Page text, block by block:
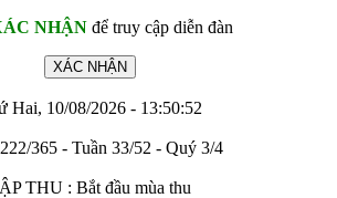
NHẬNđể truy cập diễn đàn
Hai, 10/08/2026 - 13:50:52
365 - Tuần 33/52 - Quý 3/4
THU : Bắt đầu mùa thu